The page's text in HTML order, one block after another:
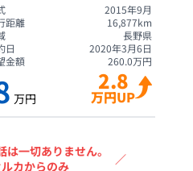
2015年9月
距離
16,877km
長野県
日
2020年3月6日
金額
260.0万円
万円
2.8
万円UP
は一切ありません。
カからのみ
／